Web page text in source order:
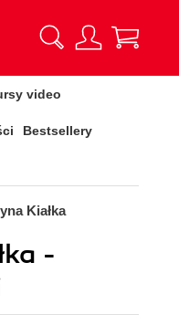
video
Bestsellery
Kiałka
-